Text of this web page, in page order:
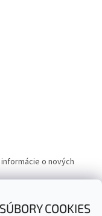
COOKIES
o nových